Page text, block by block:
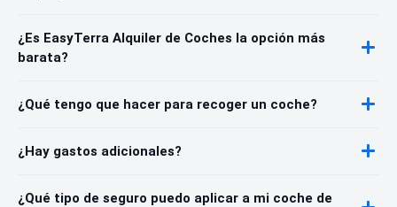
¿Es EasyTerra Alquiler de Coches la opción más
barata?
¿Qué tengo que hacer para recoger un coche?
¿Hay gastos adicionales?
¿Qué tipo de seguro puedo aplicar a mi coche de